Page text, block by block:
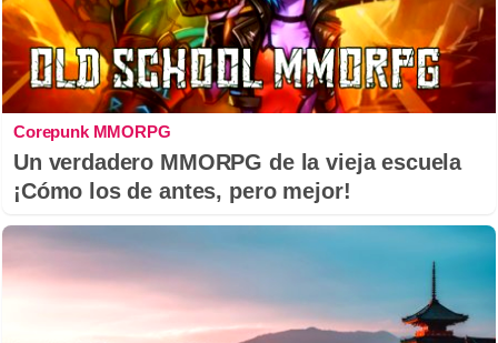
Corepunk MMORPG
Un verdadero MMORPG de la vieja escuela
¡Cómo los de antes, pero mejor!